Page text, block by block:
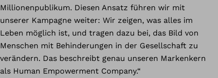
Millionenpublikum. Diesen Ansatz führen wir mit
unserer Kampagne weiter: Wir zeigen, was alles im
Leben möglich ist, und tragen dazu bei, das Bild von
Menschen mit Behinderungen in der Gesellschaft zu
verändern. Das beschreibt genau unseren Markenkern
als Human Empowerment Company.“